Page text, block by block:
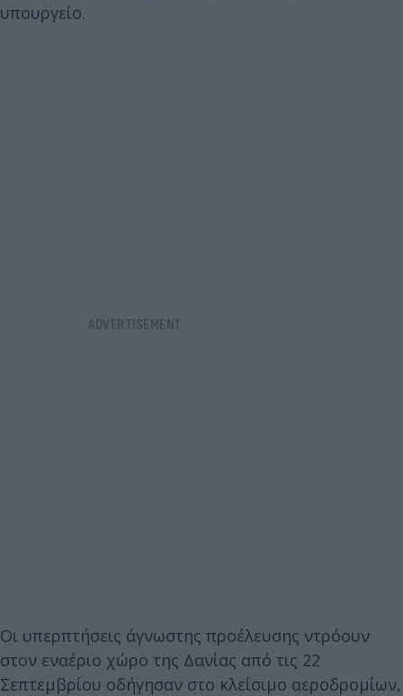
υπουργείο.
Οι υπερπτήσεις άγνωστης προέλευσης ντρόουν
στον εναέριο χώρο της Δανίας από τις 22
Σεπτεμβρίου οδήγησαν στο κλείσιμο αεροδρομίων,